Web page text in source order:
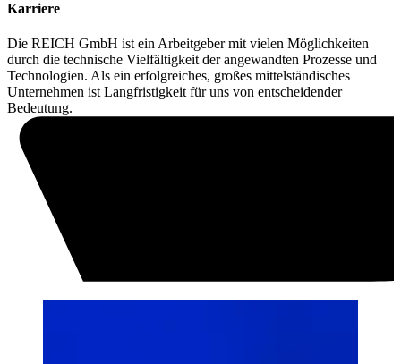
Karriere
Die REICH GmbH ist ein Arbeitgeber mit vielen Möglichkeiten
durch die technische Vielfältigkeit der angewandten Prozesse und
Technologien. Als ein erfolgreiches, großes mittelständisches
Unternehmen ist Langfristigkeit für uns von entscheidender
Bedeutung.